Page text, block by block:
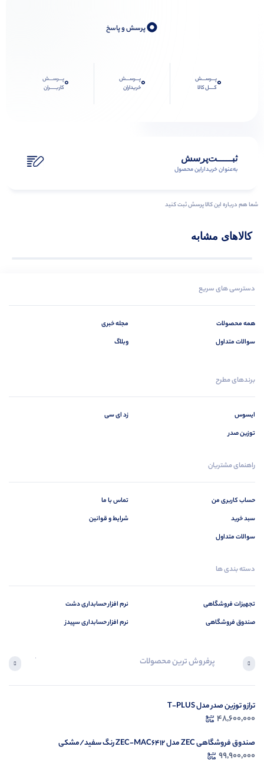
0پرسش و پاسخ
0پـــرســـش
کــــل کالا
0پـــرســـش
خریداران
0پـــرســـش
کاربـــــران
ثبـــــت‌پرسش
به‌عنوان ‌خریدار‌این‌ محصول
شما هم درباره این کالا پرسش ثبت کنید
کالاهای مشابه
دسترسی های سریع
همه محصولات
سوالات متداول
مجله خبری
وبلاگ
برندهای مطرح
ایسوس
توزین صدر
زد ای سی
راهنمای مشتریان
حساب کاربری من
سبد خرید
سوالات متداول
تماس با ما
شرایط و قوانین
دسته بندی ها
تجهیزات فروشگاهی
صندوق فروشگاهی
نرم افزار حسابداری دشت
نرم افزار حسابداری سپیدز
پرفروش ترین محصولات آخرین
ترازو توزین صدر مدل T-PLUS
48,600,000
صندوق فروشگاهی ZEC مدل ZEC-MAC6412 رنگ سفید/مشکی
99,900,000